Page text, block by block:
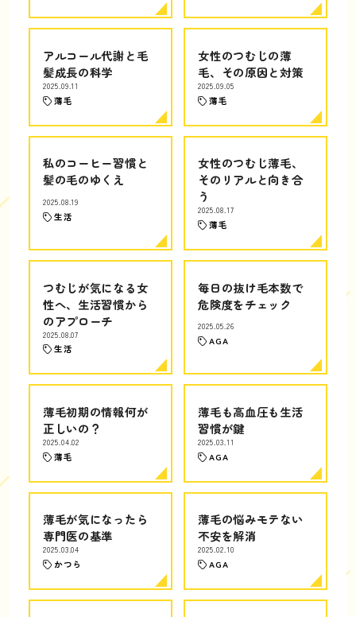
アルコール代謝と毛
髪成長の科学
2025.09.11
薄毛
女性のつむじの薄
毛、その原因と対策
2025.09.05
薄毛
私のコーヒー習慣と
髪の毛のゆくえ
2025.08.19
生活
女性のつむじ薄毛、
そのリアルと向き合
う
2025.08.17
薄毛
つむじが気になる女
性へ、生活習慣から
のアプローチ
2025.08.07
生活
毎日の抜け毛本数で
危険度をチェック
2025.05.26
AGA
薄毛初期の情報何が
正しいの？
2025.04.02
薄毛
薄毛も高血圧も生活
習慣が鍵
2025.03.11
AGA
薄毛が気になったら
専門医の基準
2025.03.04
かつら
薄毛の悩みモテない
不安を解消
2025.02.10
AGA